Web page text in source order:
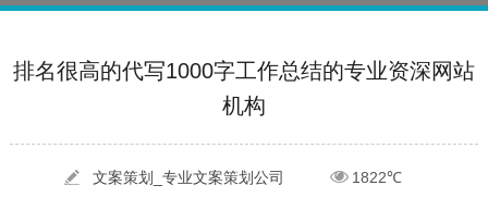
[2022-05-29] 实体门店如何做网络推广吸引客户，实体店网络营销技巧... 更多 >
排名很高的代写1000字工作总结的专业资深网站
机构
文案策划_专业文案策划公司 1822℃